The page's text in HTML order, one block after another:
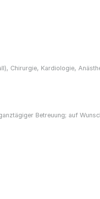
Chirurgie, Kardiologie,
Betreuung; auf